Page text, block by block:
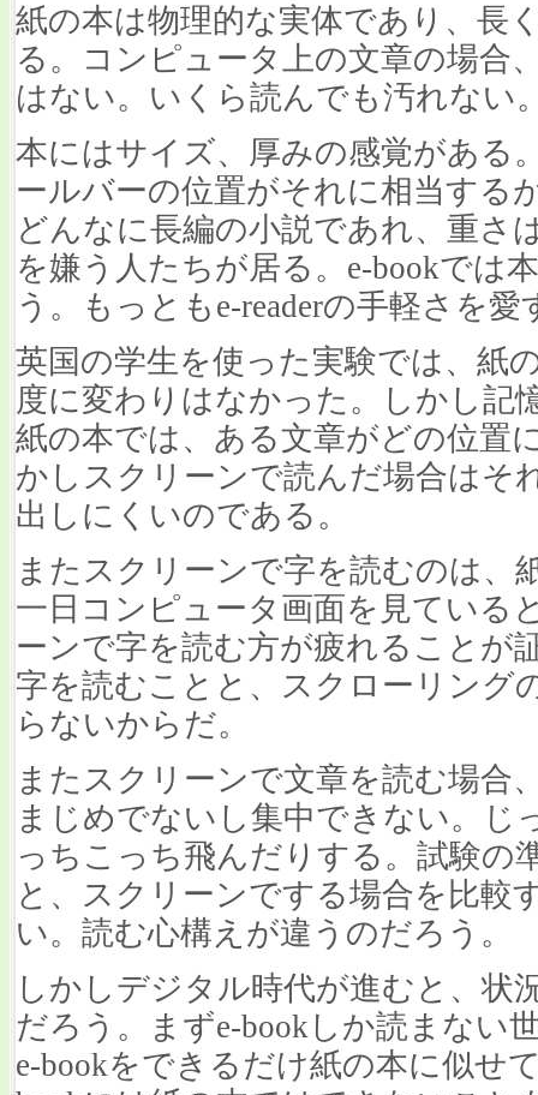
紙の本は物理的な実体であり、長
る。コンピュータ上の文章の場合
はない。いくら読んでも汚れない
本にはサイズ、厚みの感覚がある
ールバーの位置がそれに相当する
どんなに長編の小説であれ、重さ
を嫌う人たちが居る。e-bookでは
う。もっともe-readerの手軽さを
英国の学生を使った実験では、紙
度に変わりはなかった。しかし記
紙の本では、ある文章がどの位置
かしスクリーンで読んだ場合はそ
出しにくいのである。
またスクリーンで字を読むのは、
一日コンピュータ画面を見ている
ーンで字を読む方が疲れることが
字を読むことと、スクローリング
らないからだ。
またスクリーンで文章を読む場合
まじめでないし集中できない。じ
っちこっち飛んだりする。試験の
と、スクリーンでする場合を比較
い。読む心構えが違うのだろう。
しかしデジタル時代が進むと、状
だろう。まずe-bookしか読まない
e-bookをできるだけ紙の本に似せ